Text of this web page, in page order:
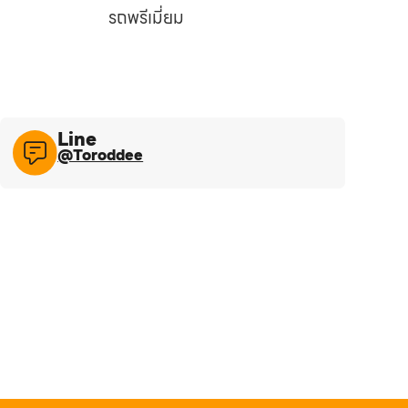
รถพรีเมี่ยม
Line​
@Toroddee​